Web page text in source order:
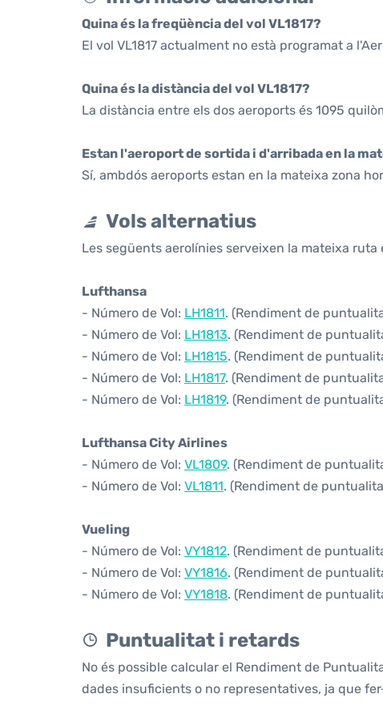
Quina és la freqüència del vol VL1817?
El vol VL1817 actualment no està programat a
Quina és la distància del vol VL1817?
La distància entre els dos aeroports és 1095
Estan l'aeroport de sortida i d'arribada en la
Sí, ambdós aeroports estan en la mateixa zona
Vols alternatius
Les següents aerolínies serveixen la mateixa ruta
Lufthansa
- Número de Vol: LH1811. (Rendiment de
- Número de Vol: LH1813. (Rendiment de
- Número de Vol: LH1815. (Rendiment de
- Número de Vol: LH1817. (Rendiment de
- Número de Vol: LH1819. (Rendiment de
Lufthansa City Airlines
- Número de Vol: VL1809. (Rendiment de
- Número de Vol: VL1811. (Rendiment de
Vueling
- Número de Vol: VY1812. (Rendiment de
- Número de Vol: VY1816. (Rendiment de
- Número de Vol: VY1818. (Rendiment de
Puntualitat i retards
No és possible calcular el Rendiment de
dades insuficients o no representatives, ja que